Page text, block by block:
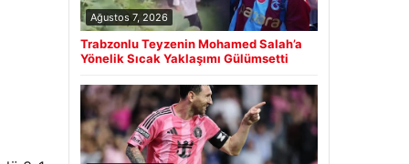
Ağustos 7, 2026
Trabzonlu Teyzenin Mohamed Salah’a
Yönelik Sıcak Yaklaşımı Gülümsetti